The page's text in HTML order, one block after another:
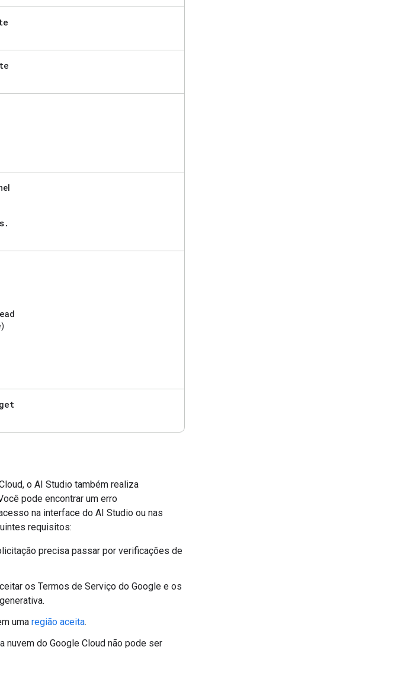
.
get
o AI Studio também realiza
pode encontrar um erro
na interface do AI Studio ou nas
requisitos:
precisa passar por verificações de
os Termos de Serviço do Google e os
uma região aceita.
nuvem do Google Cloud não pode ser